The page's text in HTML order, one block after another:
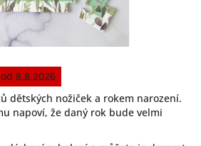
8.8.2026
dětských nožiček a rokem narození.
napoví, že daný rok bude velmi